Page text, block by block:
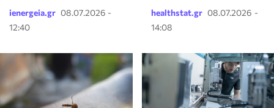
ienergeia.gr 08.07.2026 -
12:40
healthstat.gr 08.07.2026 -
14:08